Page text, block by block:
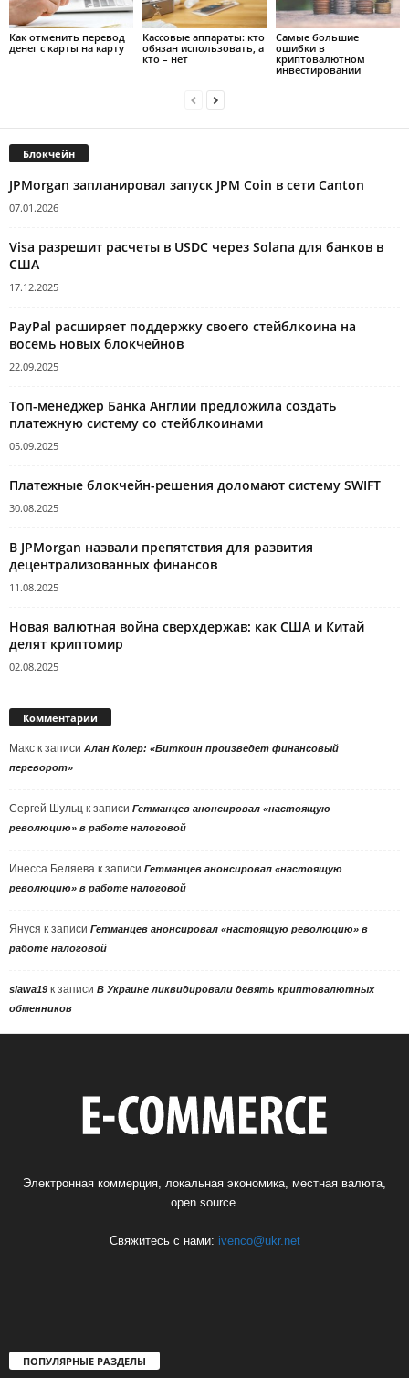
Как отменить перевод
денег с карты на карту
Кассовые аппараты: кто
обязан использовать, а
кто – нет
Самые большие
ошибки в
криптовалютном
инвестировании
Блокчейн
JPMorgan запланировал запуск JPM Coin в сети Canton
07.01.2026
Visa разрешит расчеты в USDC через Solana для банков в
США
17.12.2025
PayPal расширяет поддержку своего стейблкоина на
восемь новых блокчейнов
22.09.2025
Топ-менеджер Банка Англии предложила создать
платежную систему со стейблкоинами
05.09.2025
Платежные блокчейн-решения доломают систему SWIFT
30.08.2025
В JPMorgan назвали препятствия для развития
децентрализованных финансов
11.08.2025
Новая валютная война сверхдержав: как США и Китай
делят криптомир
02.08.2025
Комментарии
Макс к записи Алан Колер: «Биткоин произведет финансовый
переворот»
Сергей Шульц к записи Гетманцев анонсировал «настоящую
революцию» в работе налоговой
Инесса Беляева к записи Гетманцев анонсировал «настоящую
революцию» в работе налоговой
Януся к записи Гетманцев анонсировал «настоящую революцию» в
работе налоговой
slawa19 к записи В Украине ликвидировали девять криптовалютных
обменников
Электронная коммерция, локальная экономика, местная валюта,
open source.
Свяжитесь с нами: ivenco@ukr.net
ПОПУЛЯРНЫЕ РАЗДЕЛЫ